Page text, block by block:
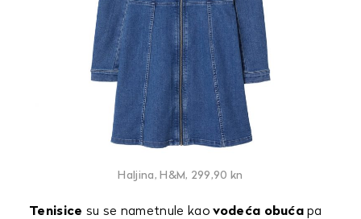
Haljina, H&M, 299,90 kn
Tenisice su se nametnule kaovodeća obuća pa